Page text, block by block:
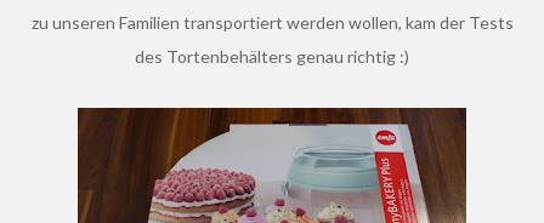
zu unseren Familien transportiert werden wollen, kam der Tests
des Tortenbehälters genau richtig :)